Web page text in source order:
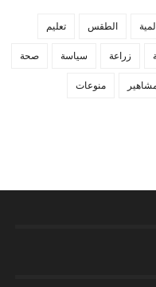
الطقس تعليم
زراعة سياسة صحة
منوعات